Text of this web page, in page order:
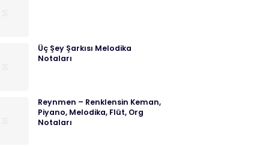
Üç Şey Şarkısı Melodika
Notaları
Reynmen – Renklensin Keman,
Piyano, Melodika, Flüt, Org
Notaları